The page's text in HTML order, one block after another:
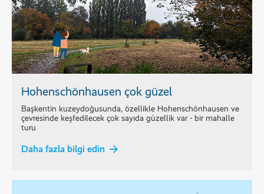
Hohenschönhausen çok güzel
Başkentin kuzeydoğusunda, özellikle Hohenschönhausen ve
çevresinde keşfedilecek çok sayıda güzellik var - bir mahalle
turu
Daha fazla bilgi edin